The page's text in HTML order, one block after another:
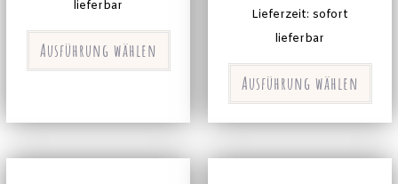
lieferbar
Ausführung wählen
Lieferzeit: sofort
lieferbar
Ausführung wählen